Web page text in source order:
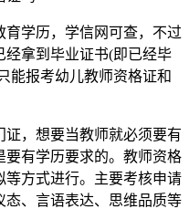
学历，学信网可查，不过
拿到毕业证书(即已经毕
能报考幼儿教师资格证和
，想要当教师就必须要有
有学历要求的。教师资格
方式进行。主要考核申请
态、言语表达、思维品质等